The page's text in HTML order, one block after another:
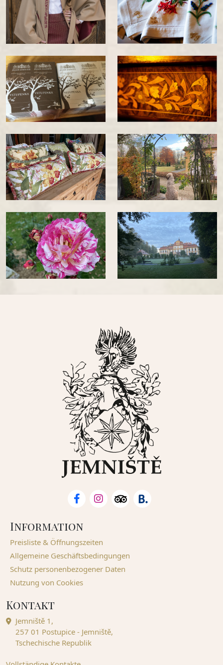
Information
Preisliste & Öffnungszeiten
Allgemeine Geschäftsbedingungen
Schutz personenbezogener Daten
Nutzung von Cookies
Kontakt
Jemniště 1,
257 01 Postupice - Jemniště,
Tschechische Republik